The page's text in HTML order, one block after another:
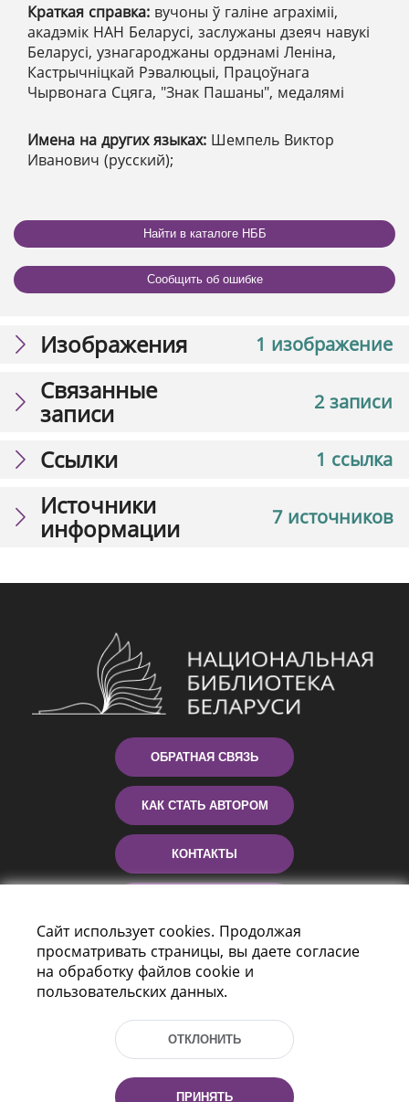
Краткая справка: вучоны ў галіне аграхіміі,
акадэмік НАН Беларусі, заслужаны дзеяч навукі
Беларусі, узнагароджаны ордэнамі Леніна,
Кастрычніцкай Рэвалюцыі, Працоўнага
Чырвонага Сцяга, "Знак Пашаны", медалямі
Имена на других языках: Шемпель Виктор
Иванович (русский);
Найти в каталоге НББ
Сообщить об ошибке
1 изображение
Изображения
2 записи
Связанные
записи
1 ссылка
Ссылки
7 источников
Источники
информации
ОБРАТНАЯ СВЯЗЬ
КАК СТАТЬ АВТОРОМ
КОНТАКТЫ
Пр-т Независимости 116
г. Минск, Республика Беларусь, 220114
Сайт использует cookies. Продолжая
просматривать страницы, вы даете согласие
на обработку файлов cookie и
пользовательских данных.
ОТКЛОНИТЬ
ПРИНЯТЬ